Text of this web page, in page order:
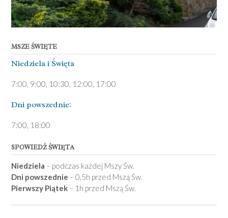
MSZE ŚWIĘTE
Niedziela ­i Święta
7:00, 9:00, 10:30, 12:00, 17:00
Dni pows­zednie:
7­:00, 18:00­
SPOWIEDŹ ŚWIĘTA
Niedziela – podczas każdej Mszy Św.
Dni powszednie – 0,5h przed Mszą Św.
Pierwszy Piątek – 1h przed Mszą Św.